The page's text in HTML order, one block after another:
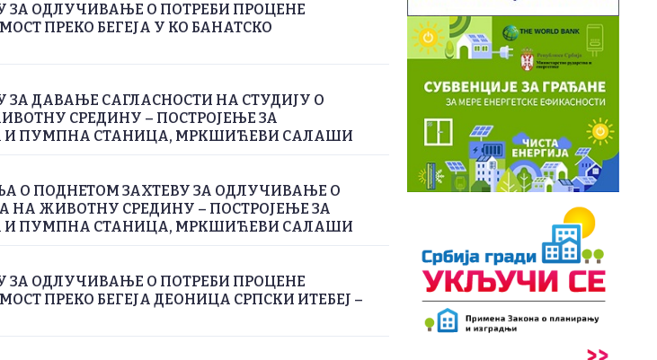
ЗА ОДЛУЧИВАЊЕ О ПОТРЕБИ ПРОЦЕНЕ
ПРЕКО БЕГЕЈА У КО БАНАТСКО
ДАВАЊЕ САГЛАСНОСТИ НА СТУДИЈУ О
СРЕДИНУ – ПОСТРОЈЕЊЕ ЗА
ПУМПНА СТАНИЦА, МРКШИЋЕВИ САЛАШИ
О ПОДНЕТОМ ЗАХТЕВУ ЗА ОДЛУЧИВАЊЕ О
НА ЖИВОТНУ СРЕДИНУ – ПОСТРОЈЕЊЕ ЗА
ПУМПНА СТАНИЦА, МРКШИЋЕВИ САЛАШИ
ЗА ОДЛУЧИВАЊЕ О ПОТРЕБИ ПРОЦЕНЕ
ПРЕКО БЕГЕЈА ДЕОНИЦА СРПСКИ ИТЕБЕЈ –